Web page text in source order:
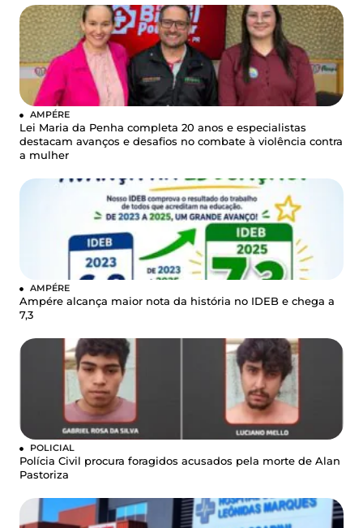
AMPÉRE
Lei Maria da Penha completa 20 anos e especialistas
destacam avanços e desafios no combate à violência contra
a mulher
AMPÉRE
Ampére alcança maior nota da história no IDEB e chega a
7,3
POLICIAL
Polícia Civil procura foragidos acusados pela morte de Alan
Pastoriza